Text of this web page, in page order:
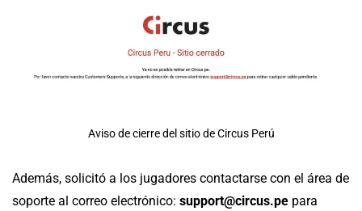
Aviso de cierre del sitio de Circus Perú
Además, solicitó a los jugadores contactarse con el área de
soporte al correo electrónico: support@circus.pe para